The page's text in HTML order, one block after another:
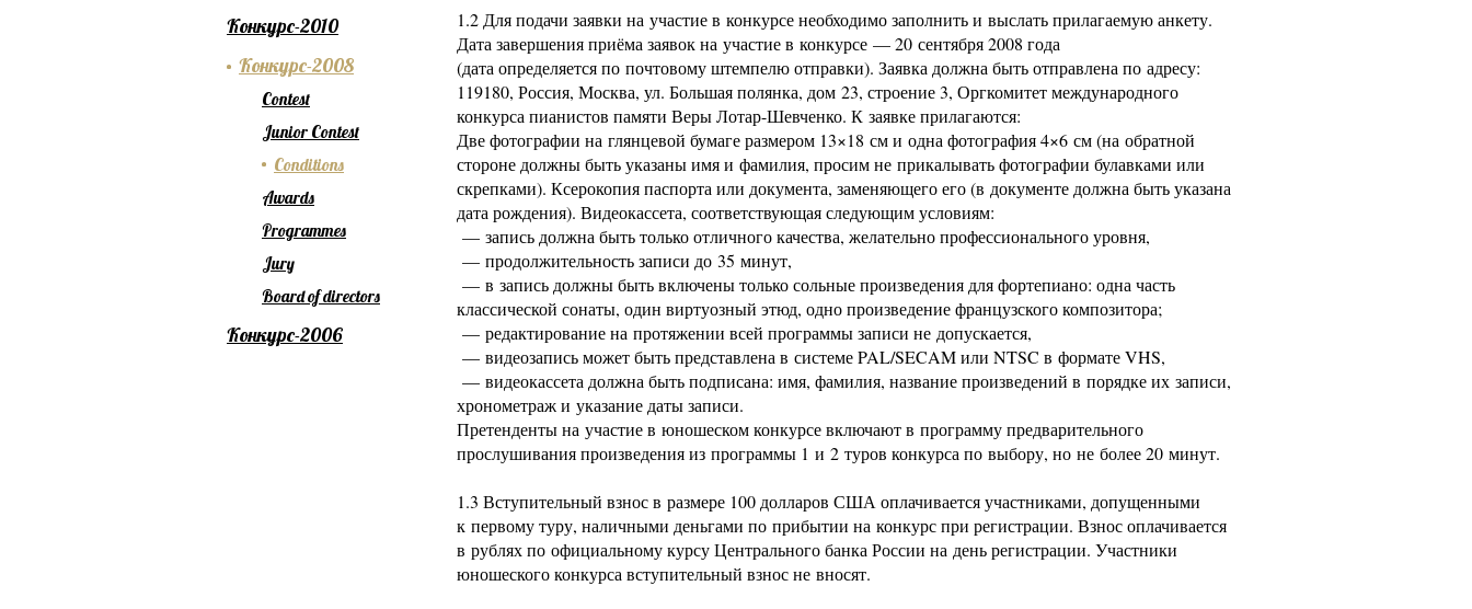
1.2 Для подачи заявки на участие в конкурсе необходимо заполнить и выслать прилагаемую анкету.
Дата завершения приёма заявок на участие в конкурсе — 20 сентября 2008 года
(дата определяется по почтовому штемпелю отправки). Заявка должна быть отправлена по адресу:
119180, Россия, Москва, ул. Большая полянка, дом 23, строение 3, Оргкомитет международного
конкурса пианистов памяти Веры Лотар-Шевченко. К заявке прилагаются:
Две фотографии на глянцевой бумаге размером 13×18 см и одна фотография 4×6 см (на обратной
стороне должны быть указаны имя и фамилия, просим не прикалывать фотографии булавками или
скрепками). Ксерокопия паспорта или документа, заменяющего его (в документе должна быть указана
дата рождения). Видеокассета, соответствующая следующим условиям:
— запись должна быть только отличного качества, желательно профессионального уровня,
— продолжительность записи до 35 минут,
— в запись должны быть включены только сольные произведения для фортепиано: одна часть
классической сонаты, один виртуозный этюд, одно произведение французского композитора;
— редактирование на протяжении всей программы записи не допускается,
— видеозапись может быть представлена в системе PAL/SECAM или NTSC в формате VHS,
— видеокассета должна быть подписана: имя, фамилия, название произведений в порядке их записи,
хронометраж и указание даты записи.
Претенденты на участие в юношеском конкурсе включают в программу предварительного
прослушивания произведения из программы 1 и 2 туров конкурса по выбору, но не более 20 минут.
1.3 Вступительный взнос в размере 100 долларов США оплачивается участниками, допущенными
к первому туру, наличными деньгами по прибытии на конкурс при регистрации. Взнос оплачивается
в рублях по официальному курсу Центрального банка России на день регистрации. Участники
юношеского конкурса вступительный взнос не вносят.
Конкурс-2010
Конкурс-2008
Contest
Junior Contest
Conditions
Awards
Programmes
Jury
Board of directors
Конкурс-2006